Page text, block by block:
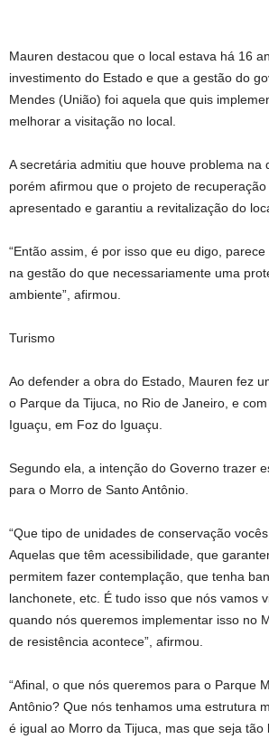
Mauren destacou que o local estava há 16
investimento do Estado e que a gestão do
Mendes (União) foi aquela que quis
melhorar a visitação no local.
A secretária admitiu que houve problema na
porém afirmou que o projeto de
apresentado e garantiu a revitalização do
“Então assim, é por isso que eu digo,
na gestão do que necessariamente uma
ambiente”, afirmou.
Turismo
Ao defender a obra do Estado, Mauren fez
o Parque da Tijuca, no Rio de Janeiro, e
Iguaçu, em Foz do Iguaçu.
Segundo ela, a intenção do Governo trazer
para o Morro de Santo Antônio.
“Que tipo de unidades de conservação
Aquelas que têm acessibilidade, que
permitem fazer contemplação, que tenha
lanchonete, etc. É tudo isso que nós vamos
quando nós queremos implementar isso no
de resistência acontece”, afirmou.
“Afinal, o que nós queremos para o Parque
Antônio? Que nós tenhamos uma estrutura
é igual ao Morro da Tijuca, mas que seja tão